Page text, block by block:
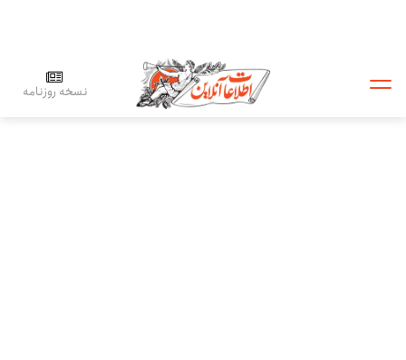
نسخه روزنامه